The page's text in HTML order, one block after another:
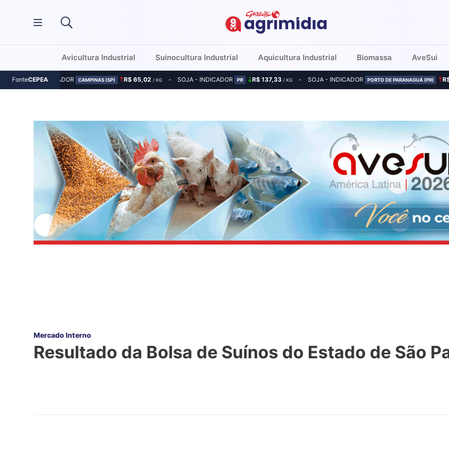
Avicultura Industrial Suinocultura Industrial Aquicultura Industrial Biomassa AveSui
FonteCEPEA
MILHO - INDICADOR CAMPINAS (SP) R$ 65,02 / KG SOJA - INDICADOR PR R$ 137,33/ KG SOJA - INDICADOR PORTO DE PARANAGUÁ (PR)
Mercado Interno
Resultado da Bolsa de Suínos do Estado de São